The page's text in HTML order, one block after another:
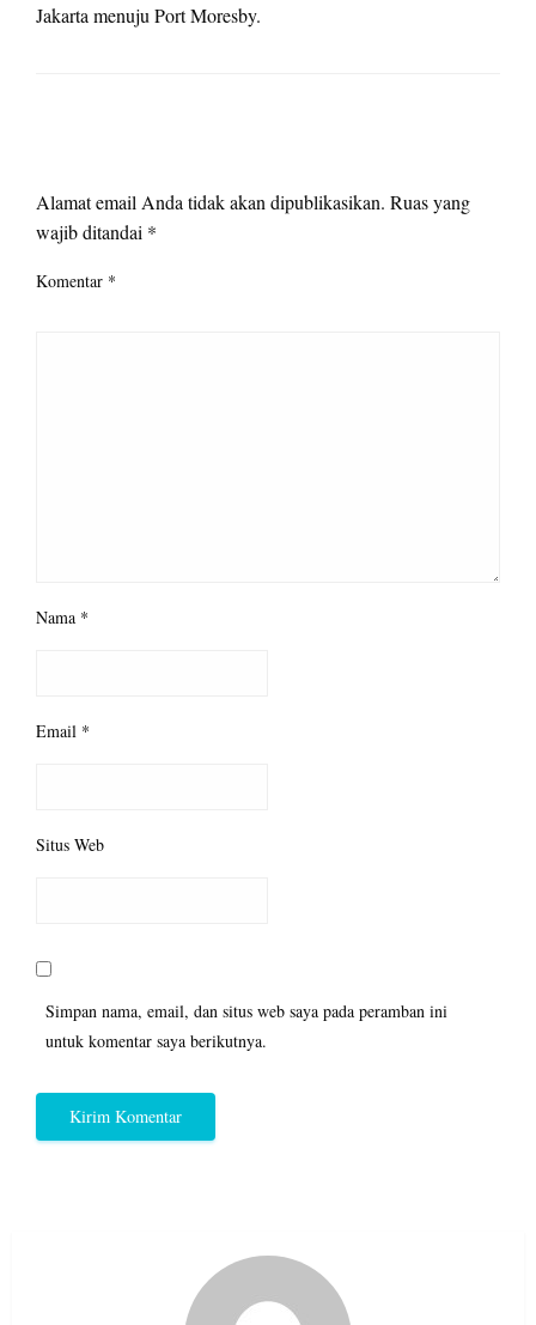
Jakarta menuju Port Moresby.
Alamat email Anda tidak akan dipublikasikan. Ruas yang
wajib ditandai *
Komentar *
Nama *
Email *
Situs Web
Simpan nama, email, dan situs web saya pada peramban ini
untuk komentar saya berikutnya.